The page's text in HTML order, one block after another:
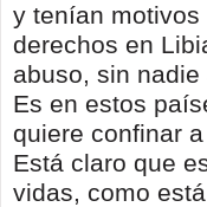
y tenían
derechos en
abuso, sin
Es en estos
quiere confinar
Está claro que
vidas, como